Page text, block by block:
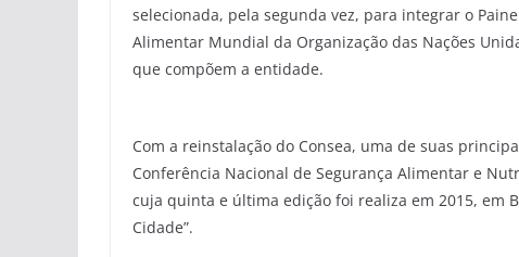
selecionada, pela segunda vez, para integrar o
Alimentar Mundial da Organização das Nações
que compõem a entidade.
Com a reinstalação do Consea, uma de suas
Conferência Nacional de Segurança Alimentar e
cuja quinta e última edição foi realiza em 2015, em
Cidade”.